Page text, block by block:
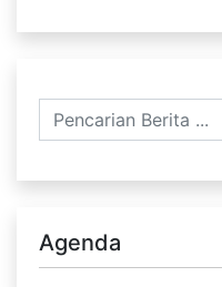
Agenda